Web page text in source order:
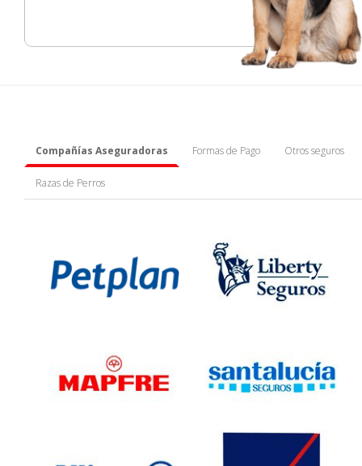
Compañías Aseguradoras Formas de Pago Otros seguros
Razas de Perros